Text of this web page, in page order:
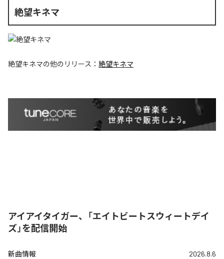
絶望キネマ
絶望キネマの他のリリース： 絶望キネマ
アイアイタイガー、「エイトビートスウィートデイ
ズ」を配信開始
新曲情報 2026.8.6